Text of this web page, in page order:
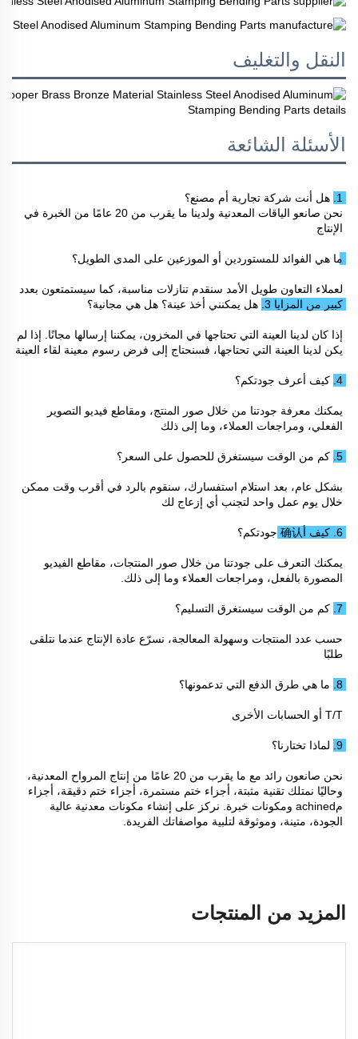
النقل والتغليف
الأسئلة الشائعة
1. هل أنت شركة تجارية أم مصنع؟
الإنتاج
ما هي الفوائد للمستوردين أو الموزعين على المدى الطويل؟
كبير من المزايا 3. هل يمكنني أخذ عينة؟ هل هي مجانية؟
يكن لدينا العينة التي تحتاجها، فسنحتاج إلى فرض رسوم معينة لقاء العينة
4. كيف أعرف جودتكم؟
الفعلي، ومراجعات العملاء، وما إلى ذلك
5. كم من الوقت سيستغرق للحصول على السعر؟
خلال يوم عمل واحد لتجنب أي إزعاج لك
6. كيف أ确认 جودتكم؟
المصورة بالفعل، ومراجعات العملاء وما إلى ذلك.
7. كم من الوقت سيستغرق التسليم؟
طلبًا
8. ما هي طرق الدفع التي تدعمونها؟
T/T أو الحسابات الأخرى
9. لماذا تختارنا؟
الجودة، متينة، وموثوقة لتلبية مواصفاتك الفريدة.
المزيد من المنتجات